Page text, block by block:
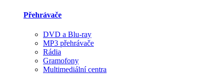
Přehrávače
DVD a Blu-ray
MP3 přehrávače
Rádia
Gramofony
Multimediální centra